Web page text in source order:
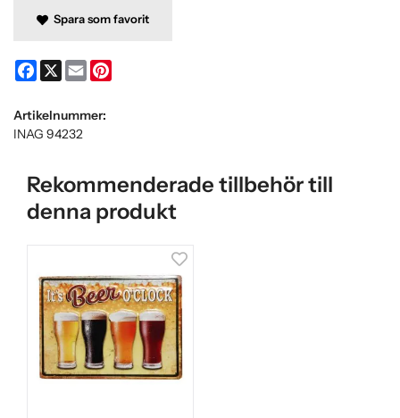
Spara som favorit
Facebook
X Email
Artikelnummer:
INAG 94232
Rekommenderade tillbehör till
denna produkt